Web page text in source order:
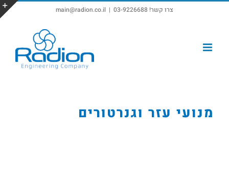
צרו קשר! 03-9226688 |
main@radion.co.il
מנועי עזר וגנרטורים